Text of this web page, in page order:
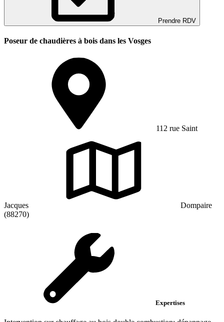
Prendre RDV
Poseur de chaudières à bois dans les Vosges
112 rue Saint
Jacques
Dompaire
(88270)
Expertises